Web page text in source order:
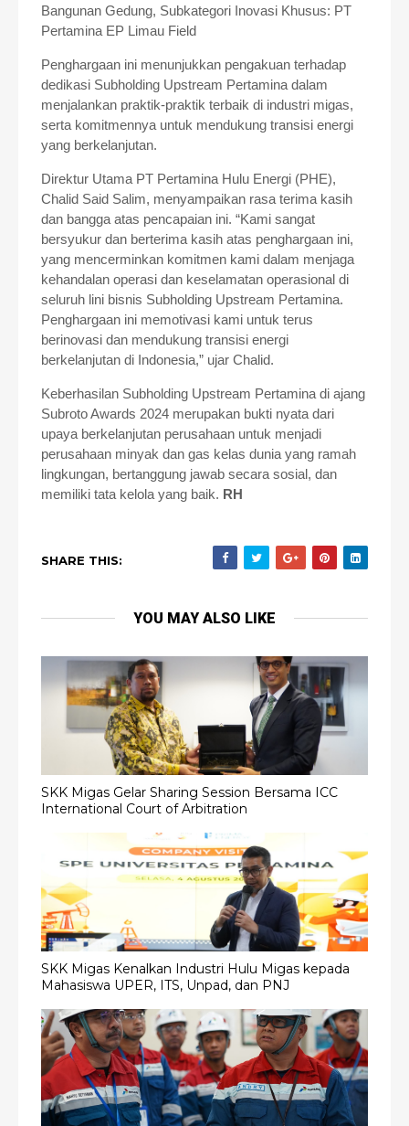
Bangunan Gedung, Subkategori Inovasi Khusus: PT
Pertamina EP Limau Field
Penghargaan ini menunjukkan pengakuan terhadap
dedikasi Subholding Upstream Pertamina dalam
menjalankan praktik-praktik terbaik di industri migas,
serta komitmennya untuk mendukung transisi energi
yang berkelanjutan.
Direktur Utama PT Pertamina Hulu Energi (PHE),
Chalid Said Salim, menyampaikan rasa terima kasih
dan bangga atas pencapaian ini. “Kami sangat
bersyukur dan berterima kasih atas penghargaan ini,
yang mencerminkan komitmen kami dalam menjaga
kehandalan operasi dan keselamatan operasional di
seluruh lini bisnis Subholding Upstream Pertamina.
Penghargaan ini memotivasi kami untuk terus
berinovasi dan mendukung transisi energi
berkelanjutan di Indonesia,” ujar Chalid.
Keberhasilan Subholding Upstream Pertamina di ajang
Subroto Awards 2024 merupakan bukti nyata dari
upaya berkelanjutan perusahaan untuk menjadi
perusahaan minyak dan gas kelas dunia yang ramah
lingkungan, bertanggung jawab secara sosial, dan
memiliki tata kelola yang baik. RH
SHARE THIS:
YOU MAY ALSO LIKE
SKK Migas Gelar Sharing Session Bersama ICC
International Court of Arbitration
SKK Migas Kenalkan Industri Hulu Migas kepada
Mahasiswa UPER, ITS, Unpad, dan PNJ